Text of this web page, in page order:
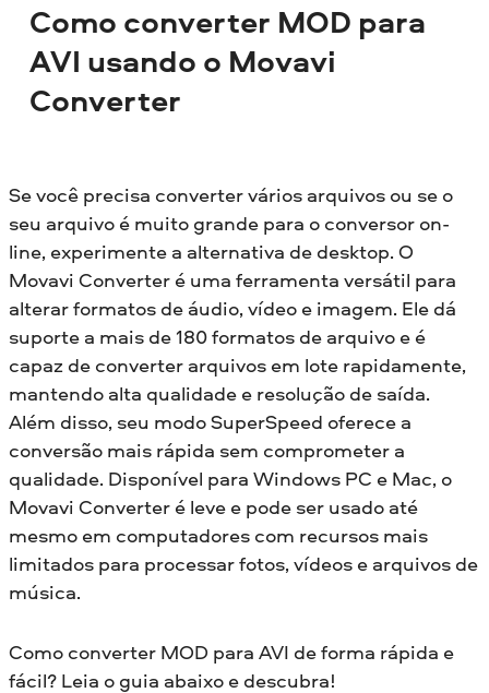
Como converter MOD para
AVI usando o Movavi
Converter
Se você precisa converter vários arquivos ou se o
seu arquivo é muito grande para o conversor on-
line, experimente a alternativa de desktop. O
Movavi Converter é uma ferramenta versátil para
alterar formatos de áudio, vídeo e imagem. Ele dá
suporte a mais de 180 formatos de arquivo e é
capaz de converter arquivos em lote rapidamente,
mantendo alta qualidade e resolução de saída.
Além disso, seu modo SuperSpeed oferece a
conversão mais rápida sem comprometer a
qualidade. Disponível para Windows PC e Mac, o
Movavi Converter é leve e pode ser usado até
mesmo em computadores com recursos mais
limitados para processar fotos, vídeos e arquivos de
música.
Como converter MOD para AVI de forma rápida e
fácil? Leia o guia abaixo e descubra!